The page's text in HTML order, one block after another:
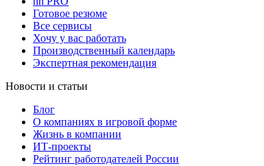
Готовое резюме
Все сервисы
Хочу у вас работать
Производственный календарь
Экспертная рекомендация
Новости и статьи
Блог
О компаниях в игровой форме
Жизнь в компании
ИТ-проекты
Рейтинг работодателей России